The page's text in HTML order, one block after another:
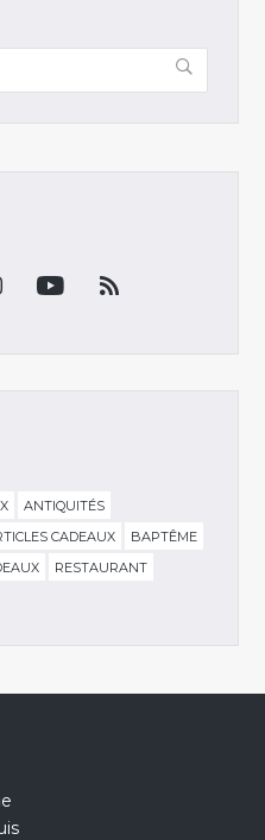
ANTIQUITÉS
CADEAUX
BAPTÊME
RESTAURANT